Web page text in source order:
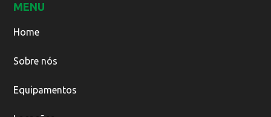
MENU
Home
Sobre nós
Equipamentos